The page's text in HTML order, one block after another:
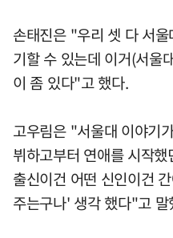
손태진은 "우리 셋 다 서
기할 수 있는데 이거(서울
이 좀 있다"고 했다.
고우림은 "서울대 이야기
뷔하고부터 연애를 시작
출신이건 어떤 신인이건
주는구나' 생각 했다"고 말